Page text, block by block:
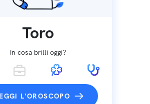
Toro
In cosa brilli oggi?
L'OROSCOPO